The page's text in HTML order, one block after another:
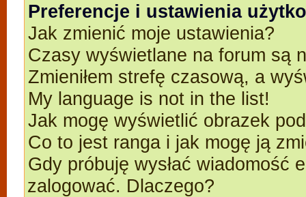
Preferencje i ustawienia
Jak zmienić moje ustawienia?
Czasy wyświetlane na forum są
Zmieniłem strefę czasową, a
My language is not in the list!
Jak mogę wyświetlić obrazek
Co to jest ranga i jak mogę ją
Gdy próbuję wysłać wiadomość
zalogować. Dlaczego?